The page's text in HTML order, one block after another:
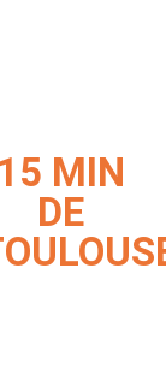
15 MIN
DE